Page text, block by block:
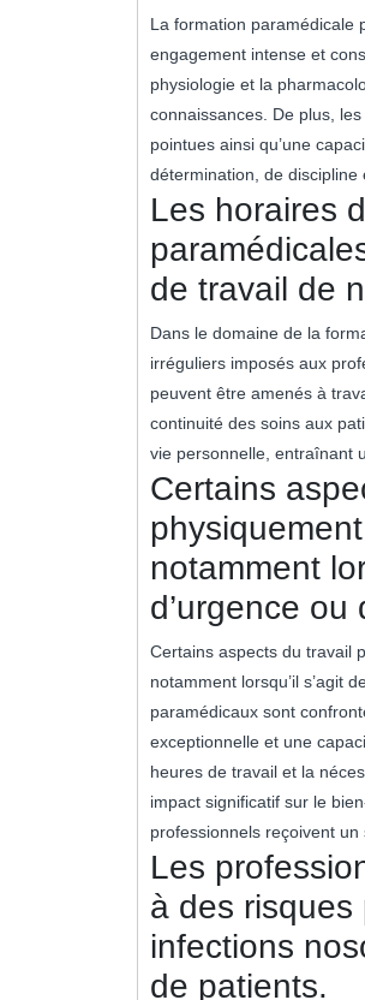
La formation paramédicale
engagement intense et
physiologie et la
connaissances. De plus,
pointues ainsi qu’une
détermination, de discipline
Les horaires
de travail de
Dans le domaine de la
irréguliers imposés aux
peuvent être amenés à
continuité des soins aux
vie personnelle, entraînant
Certains
notamment
d’urgence
Certains aspects du travail
notamment lorsqu’il s’agit
paramédicaux sont
exceptionnelle et une
heures de travail et la
impact significatif sur le
professionnels reçoivent
Les
à des
infections
de patients.